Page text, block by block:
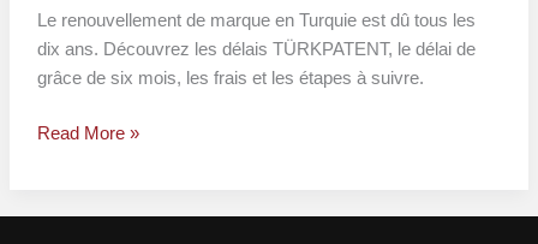
Le renouvellement de marque en Turquie est dû tous les
dix ans. Découvrez les délais TÜRKPATENT, le délai de
grâce de six mois, les frais et les étapes à suivre.
Read More »